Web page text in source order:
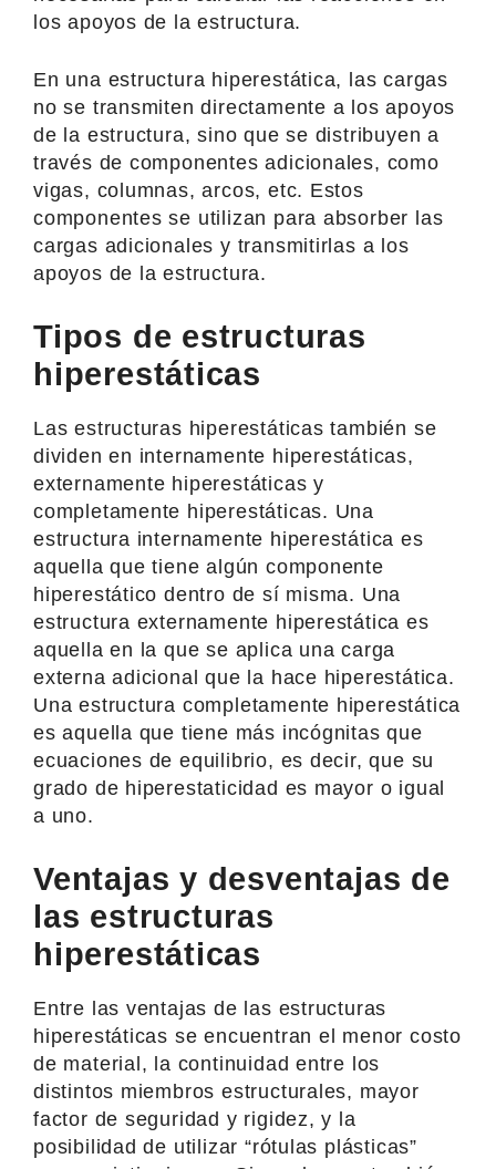
los apoyos de la estructura.
En una estructura hiperestática, las cargas
no se transmiten directamente a los apoyos
de la estructura, sino que se distribuyen a
través de componentes adicionales, como
vigas, columnas, arcos, etc. Estos
componentes se utilizan para absorber las
cargas adicionales y transmitirlas a los
apoyos de la estructura.
Tipos de estructuras
hiperestáticas
Las estructuras hiperestáticas también se
dividen en internamente hiperestáticas,
externamente hiperestáticas y
completamente hiperestáticas. Una
estructura internamente hiperestática es
aquella que tiene algún componente
hiperestático dentro de sí misma. Una
estructura externamente hiperestática es
aquella en la que se aplica una carga
externa adicional que la hace hiperestática.
Una estructura completamente hiperestática
es aquella que tiene más incógnitas que
ecuaciones de equilibrio, es decir, que su
grado de hiperestaticidad es mayor o igual
a uno.
Ventajas y desventajas de
las estructuras
hiperestáticas
Entre las ventajas de las estructuras
hiperestáticas se encuentran el menor costo
de material, la continuidad entre los
distintos miembros estructurales, mayor
factor de seguridad y rigidez, y la
posibilidad de utilizar “rótulas plásticas”